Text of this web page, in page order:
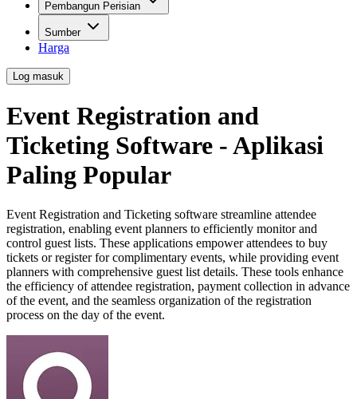
Pembangun Perisian
Sumber
Harga
Log masuk
Event Registration and
Ticketing Software - Aplikasi
Paling Popular
Event Registration and Ticketing software streamline attendee
registration, enabling event planners to efficiently monitor and
control guest lists. These applications empower attendees to buy
tickets or register for complimentary events, while providing event
planners with comprehensive guest list details. These tools enhance
the efficiency of attendee registration, payment collection in advance
of the event, and the seamless organization of the registration
process on the day of the event.